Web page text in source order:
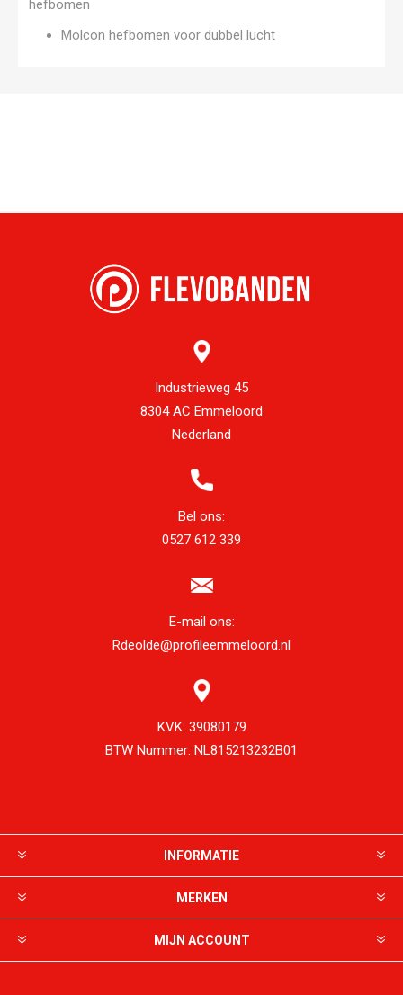
hefbomen
Molcon hefbomen voor dubbel lucht
Industrieweg 45
8304 AC Emmeloord
Nederland
Bel ons:
0527 612 339
E-mail ons:
Rdeolde@profileemmeloord.nl
KVK: 39080179
BTW Nummer: NL815213232B01
INFORMATIE
MERKEN
MIJN ACCOUNT